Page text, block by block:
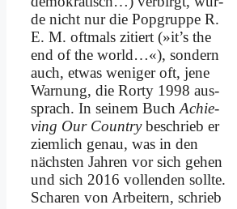
de nicht nur die Pop­grup­pe R.
E. M. oft­mals zi­tiert (»it’s the
end of the world…«), son­dern
auch, et­was we­ni­ger oft, je­ne
War­nung, die Ror­ty 1998 aus­
sprach. In sei­nem Buch Achie­
ving Our Coun­trybe­schrieb er
ziem­lich ge­nau, was in den
näch­sten Jah­ren vor sich ge­hen
und sich 2016 voll­enden soll­te.
Scha­ren von Ar­bei­tern, schrieb